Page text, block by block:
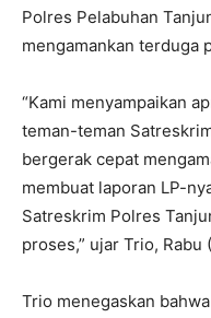
Polres Pelabuhan
mengamankan terduga
“Kami menyampaikan
teman-teman
bergerak cepat
membuat laporan LP-
Satreskrim Polres
proses,” ujar Trio, Rabu
Trio menegaskan